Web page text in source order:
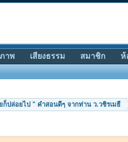
ปล่อยไป " คำสอนดีๆ จากท่าน ว.วชิรเมธี
าพ เสียงธรรม สมาชิก ห้